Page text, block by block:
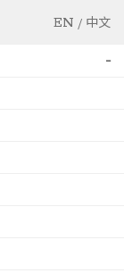
EN / 中文
-